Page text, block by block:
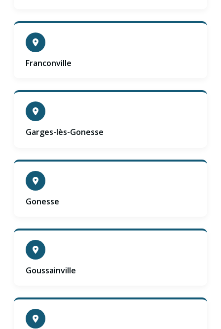
Franconville
Garges-lès-Gonesse
Gonesse
Goussainville